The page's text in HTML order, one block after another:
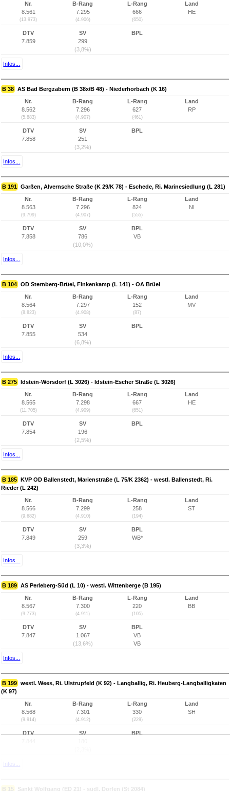
Nr.
8.561
(13.973)
B-Rang
7.295
(4.906)
L-Rang
666
(650)
Land
HE
DTV
7.859
SV
299
(3,8%)
BPL
Infos...
B 38 AS Bad Bergzabern (B 38x/B 48) - Niederhorbach (K 16)
Nr.
8.562
(5.883)
B-Rang
7.296
(4.907)
L-Rang
627
(461)
Land
RP
DTV
7.858
SV
251
(3,2%)
BPL
Infos...
B 191 Garßen, Alvernsche Straße (K 29/K 78) - Eschede, Ri. Marinesiedlung (L 281)
Nr.
8.563
(9.799)
B-Rang
7.296
(4.907)
L-Rang
824
(555)
Land
NI
DTV
7.858
SV
786
(10,0%)
BPL
VB
Infos...
B 104 OD Sternberg-Brüel, Finkenkamp (L 141) - OA Brüel
Nr.
8.564
(8.823)
B-Rang
7.297
(4.908)
L-Rang
152
(87)
Land
MV
DTV
7.855
SV
534
(6,8%)
BPL
Infos...
B 275 Idstein-Wörsdorf (L 3026) - Idstein-Escher Straße (L 3026)
Nr.
8.565
(11.705)
B-Rang
7.298
(4.909)
L-Rang
667
(651)
Land
HE
DTV
7.854
SV
196
(2,5%)
BPL
Infos...
B 185 KVP OD Ballenstedt, Marienstraße (L 75/K 2362) - westl. Ballenstedt, Ri.
Rieder (L 242)
Nr.
8.566
(9.682)
B-Rang
7.299
(4.910)
L-Rang
258
(194)
Land
ST
DTV
7.849
SV
259
(3,3%)
BPL
WB*
Infos...
B 189 AS Perleberg-Süd (L 10) - westl. Wittenberge (B 195)
Nr.
8.567
(9.773)
B-Rang
7.300
(4.911)
L-Rang
220
(105)
Land
BB
DTV
7.847
SV
1.067
(13,6%)
BPL
VB
VB
Infos...
B 199 westl. Wees, Ri. Ulstrupfeld (K 92) - Langballig, Ri. Heuberg-Langballigkaten
(K 97)
Nr.
8.568
(9.914)
B-Rang
7.301
(4.912)
L-Rang
330
(229)
Land
SH
DTV
SV
BPL
Infos...
B 15 Sankt Wolfgang (ED 21) - südl. Dorfen (St 2084)